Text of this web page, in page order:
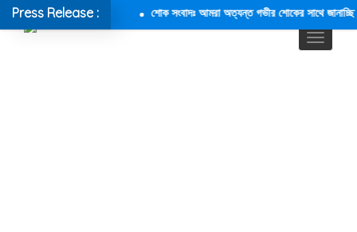
Press Release : শোক সংবাদঃ আমরা অত্যন্ত গভীর শোকের সাথে জানাচ্ছি